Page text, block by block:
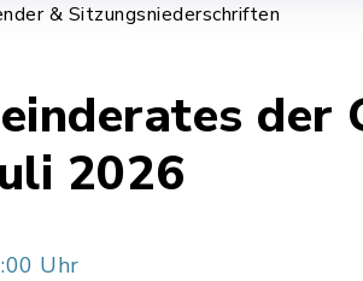
& Sitzungsniederschriften
der
2026
Uhr